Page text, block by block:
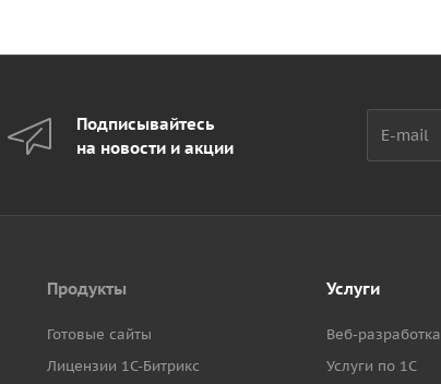
Подписывайтесь
на новости и акции
Продукты
Готовые сайты
Лицензии 1С-Битрикс
Услуги
Веб-разработка
Услуги по 1С